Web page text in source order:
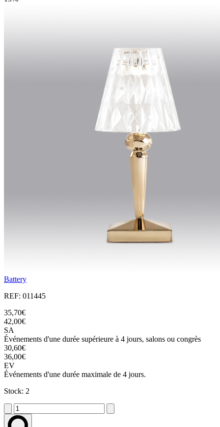
Battery
REF: 011445
35,70€
42,00€
SA
Événements d'une durée supérieure à 4 jours, salons ou congrès
30,60€
36,00€
EV
Événements d'une durée maximale de 4 jours.
Stock: 2